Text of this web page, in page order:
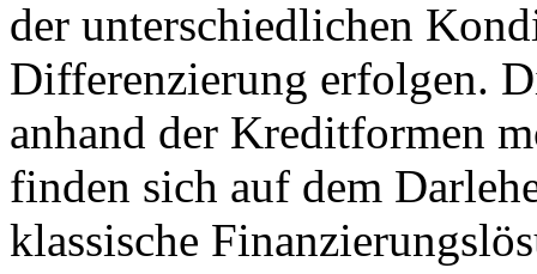
der unterschiedlichen
Differenzierung erfolgen.
anhand der Kreditformen
finden sich auf dem
klassische